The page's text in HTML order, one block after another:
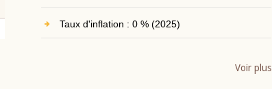
Taux d'inflation : 0 % (2025)
Voir plus